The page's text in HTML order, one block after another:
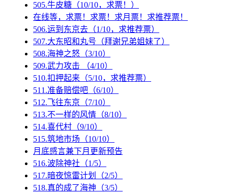
505.牛皮糖（10/10，求票！）
在线等，求票！求票！求月票！求推荐票！
506.运到东京去（1/10，求推荐票）
507.大东昭和丸号（拜谢兄弟姐妹了）
508.海神之怒（3/10）
509.武力攻击 （4/10）
510.扣押起来（5/10，求推荐票）
511.准备赔偿吧（6/10）
512.飞往东京（7/10）
513.不一样的风情（8/10）
514.喜代村（9/10）
515.筑地市场（10/10）
月底感言兼下月更新预告
516.波除神社（1/5）
517.暗夜惊雷计划（2/5）
518.真的成了海神（3/5）